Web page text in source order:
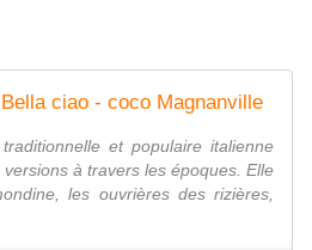
ciao - coco Magnanville
et populaire italienne
à travers les époques. Elle
les ouvrières des rizières,